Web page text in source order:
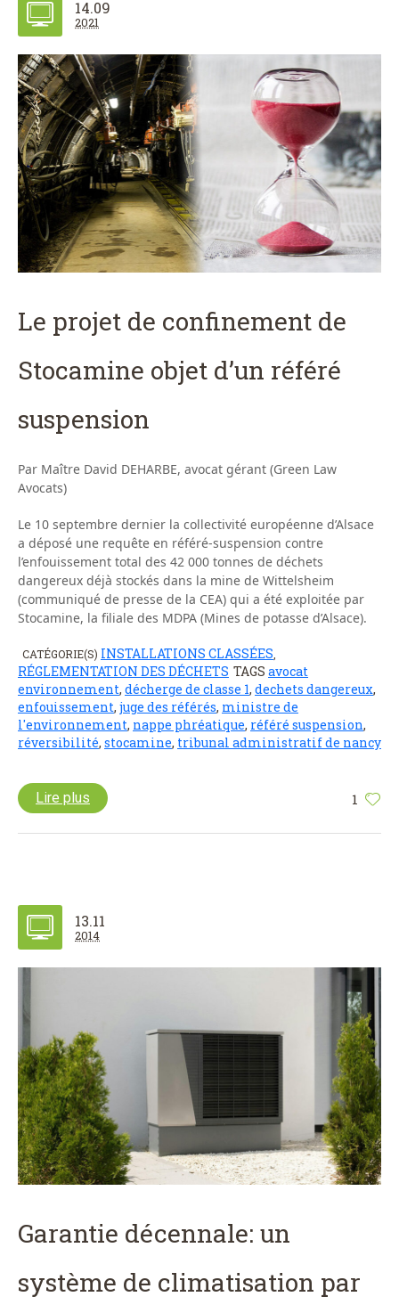
14.09
2021
Le projet de confinement de
Stocamine objet d’un référé
suspension
Par Maître David DEHARBE, avocat gérant (Green Law
Avocats)
Le 10 septembre dernier la collectivité européenne d’Alsace
a déposé une requête en référé-suspension contre
l’enfouissement total des 42 000 tonnes de déchets
dangereux déjà stockés dans la mine de Wittelsheim
(communiqué de presse de la CEA) qui a été exploitée par
Stocamine, la filiale des MDPA (Mines de potasse d’Alsace).
CATÉGORIE(S) INSTALLATIONS CLASSÉES
RÉGLEMENTATION DES DÉCHETS TAGS avocat
environnement, décherge de classe 1, dechets dangereux,
enfouissement, juge des référés, ministre de
l'environnement, nappe phréatique, référé suspension,
réversibilité, stocamine, tribunal administratif de nancy
1
Lire plus
13.11
2014
Garantie décennale: un
système de climatisation par